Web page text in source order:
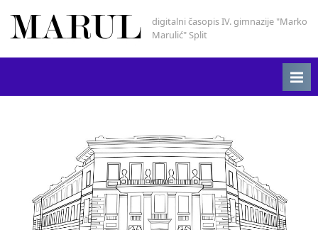
content
Marul
digitalni časopis IV. gimnazije "Marko
Marulić" Split